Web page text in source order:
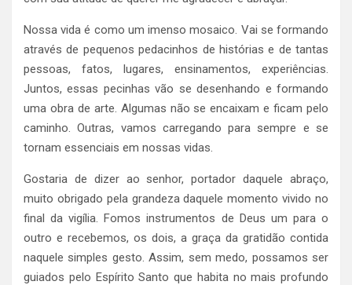
Nossa vida é como um imenso mosaico. Vai se formando
através de pequenos pedacinhos de histórias e de tantas
pessoas, fatos, lugares, ensinamentos, experiências.
Juntos, essas pecinhas vão se desenhando e formando
uma obra de arte. Algumas não se encaixam e ficam pelo
caminho. Outras, vamos carregando para sempre e se
tornam essenciais em nossas vidas.
Gostaria de dizer ao senhor, portador daquele abraço,
muito obrigado pela grandeza daquele momento vivido no
final da vigília. Fomos instrumentos de Deus um para o
outro e recebemos, os dois, a graça da gratidão contida
naquele simples gesto. Assim, sem medo, possamos ser
guiados pelo Espírito Santo que habita no mais profundo